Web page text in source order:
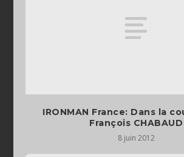
IRONMAN France: Dans la
François CHABAUD
8 juin 2012